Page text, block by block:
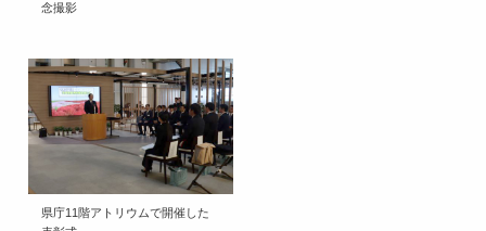
念撮影
県庁11階アトリウムで開催した